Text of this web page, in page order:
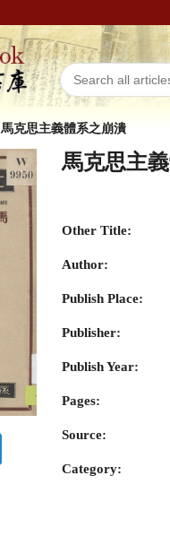
馬克思主義體系之崩潰
馬克思主
Other Title:
Author:
Publish Place:
Publisher:
Publish Year:
Pages:
Source:
Category: